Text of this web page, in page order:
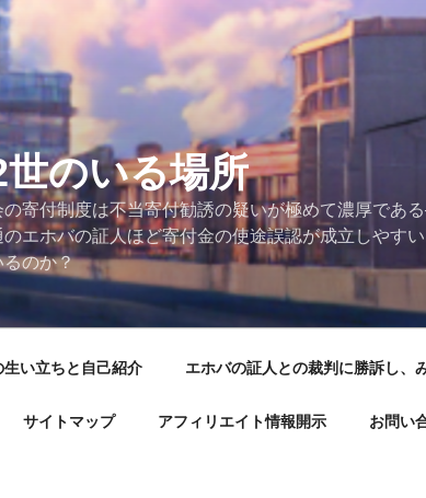
のいる場所
寄付制度は不当寄付勧誘の疑いが極めて濃厚であ
エホバの証人ほど寄付金の使途誤認が成立しやす
るのか？
い立ちと自己紹介 エホバの証人との裁判に勝訴し、
サイトマップ アフィリエイト情報開示 お問い